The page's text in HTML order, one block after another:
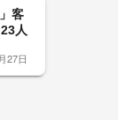
客
人
27日